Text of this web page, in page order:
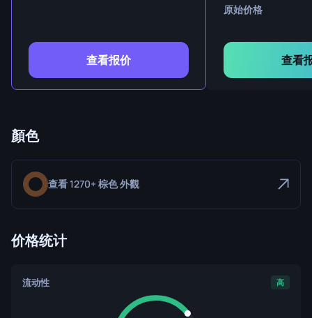
查看报价
原始价格
查看
顏色
查看 1270+ 棕色 外觀
价格统计
流动性 高